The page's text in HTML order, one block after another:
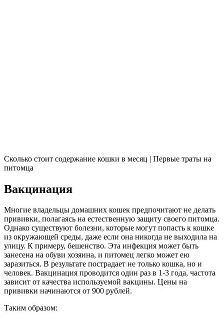
Сколько стоит содержание кошки в месяц | Первые траты на
питомца
Вакцинация
Многие владельцы домашних кошек предпочитают не делать
прививки, полагаясь на естественную защиту своего питомца.
Однако существуют болезни, которые могут попасть к кошке
из окружающей среды, даже если она никогда не выходила на
улицу. К примеру, бешенство. Эта инфекция может быть
занесена на обуви хозяина, и питомец легко может ею
заразиться. В результате пострадает не только кошка, но и
человек. Вакцинация проводится один раз в 1-3 года, частота
зависит от качества используемой вакцины. Цены на
прививки начинаются от 900 рублей.
Таким образом: